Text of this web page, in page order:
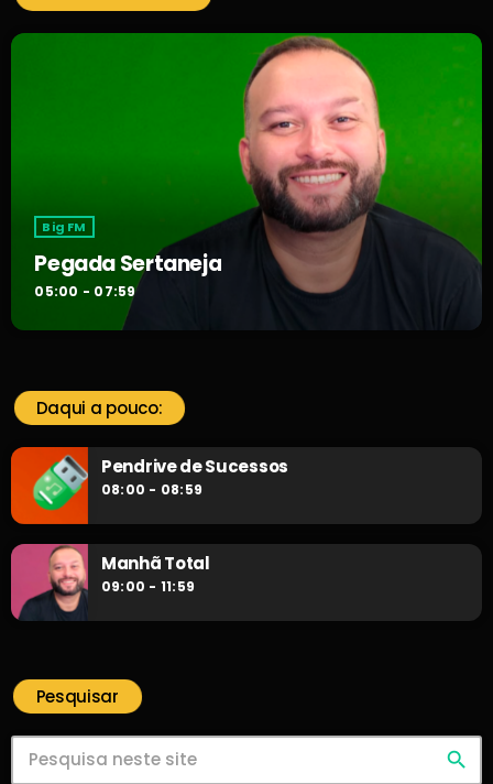
Big FM
Pegada Sertaneja
05:00 - 07:59
Daqui a pouco:
Pendrive de Sucessos
08:00 - 08:59
Manhã Total
09:00 - 11:59
Pesquisar
search